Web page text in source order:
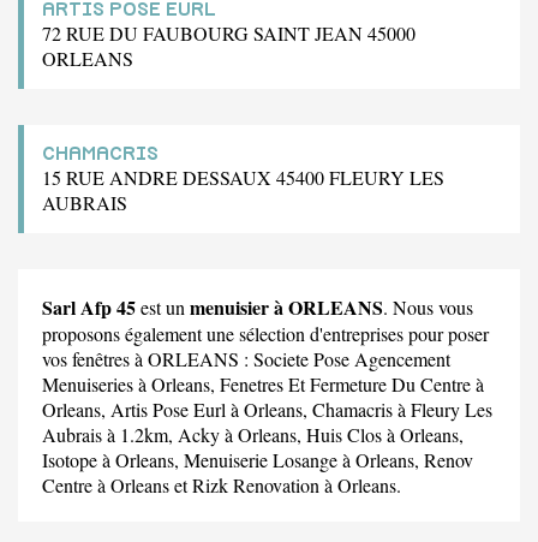
ARTIS POSE EURL
72 RUE DU FAUBOURG SAINT JEAN 45000
ORLEANS
CHAMACRIS
15 RUE ANDRE DESSAUX 45400 FLEURY LES
AUBRAIS
Sarl Afp 45est un menuisier à ORLEANS. Nous vous
proposons également une sélection d'entreprises pour poser
vos fenêtres à ORLEANS : Societe Pose Agencement
Menuiseriesà Orleans, Fenetres Et Fermeture Du Centreà
Orleans, Artis Pose Eurl à Orleans, Chamacrisà Fleury Les
Aubrais à 1.2km, Ackyà Orleans, Huis Closà Orleans,
Isotopeà Orleans, Menuiserie Losangeà Orleans, Renov
Centreà Orleans etRizk Renovation à Orleans.